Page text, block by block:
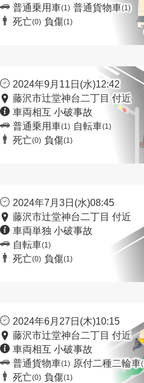
普通乗用車(1) 普通貨物車(1)
死亡(0) 負傷(1)
2024年9月11日(水)12:42
藤沢市辻堂神台二丁目 付近
車両相互 小破事故
普通乗用車(1) 自転車(1)
死亡(0) 負傷(1)
2024年7月3日(水)08:45
藤沢市辻堂神台二丁目 付近
車両単独 小破事故
自転車(1)
死亡(0) 負傷(1)
2024年6月27日(木)10:15
藤沢市辻堂神台二丁目 付近
車両相互 小破事故
普通貨物車(1) 原付二種二輪車
死亡(0) 負傷(1)